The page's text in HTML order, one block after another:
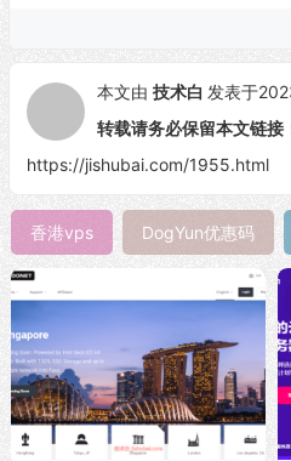
本文由 技术白 发表于
转载请务必保留本文链接
https://jishubai.com/1955.html
香港vps DogYun优惠码